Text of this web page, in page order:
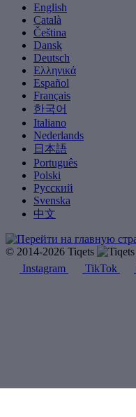
English
Català
Čeština
Dansk
Deutsch
Ελληνικά
Español
Français
한국어
Italiano
Nederlands
日本語
Português
Polski
Русский
Svenska
中文
© 2014-2026 Tiqets
Instagram
TikTok